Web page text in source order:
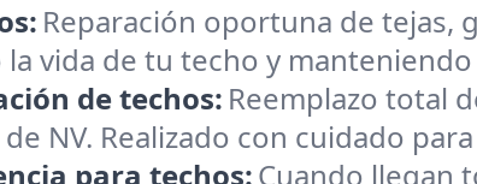
Reparación oportuna de tejas,
vida de tu techo y
de techos: Reemplazo total
NV. Realizado con cuidado
para techos:Cuando llegan